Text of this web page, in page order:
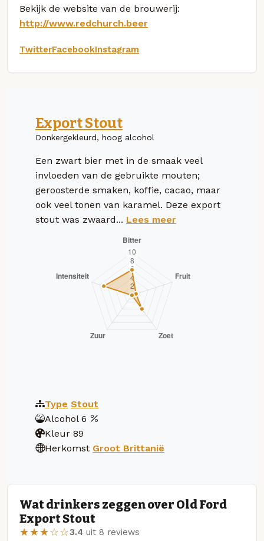
Bekijk de website van de brouwerij:
http://www.redchurch.beer
TwitterFacebookInstagram
Export Stout
Donkergekleurd, hoog alcohol
Een zwart bier met in de smaak veel
invloeden van de gebruikte mouten;
geroosterde smaken, koffie, cacao, maar
ook veel tonen van karamel. Deze export
stout was zwaard... Lees meer
Type Stout
Alcohol 6
Kleur 89
Herkomst Groot Brittanië
Wat drinkers zeggen over Old Ford
Export Stout
★★★☆☆3.4 uit 8 reviews